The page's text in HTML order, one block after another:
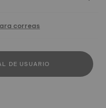
correas
DE USUARIO